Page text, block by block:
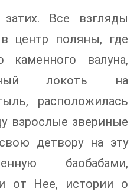
Все взгляды
центр поляны, где
каменного валуна,
локоть на
расположилась
взрослые звериные
детвору на эту
баобабами,
от Нее, истории о